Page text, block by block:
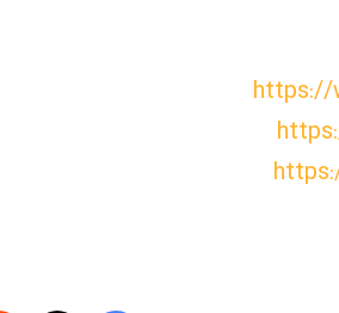
https://